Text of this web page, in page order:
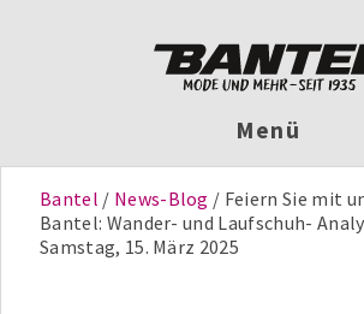
Menü
Bantel News-Blog
Feiern Sie mit
Bantel: Wander- und Laufschuh-
Samstag, 15. März 2025